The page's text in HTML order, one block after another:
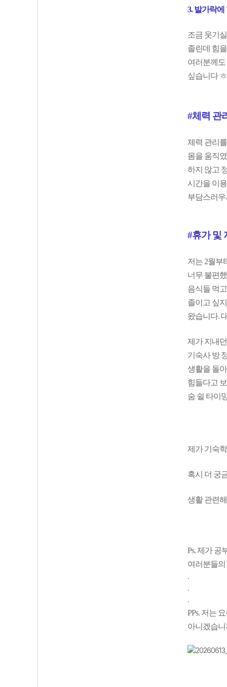
3. 발가락에
조금 웃기
졸린데 힘
여러분께
싶습니다
#체력 관
체력 관리
몸을 움직
하지 않고
시간을 이
부담스러
#휴가 및
저는 2월부
너무 불편
음식들 먹
졸이고 싶
왔습니다.
제가 지내
기숙사 방
생활을 돌
힘들다고
숨 쉴 타이
제가 기숙
혹시 더 궁
생활 관련
Ps. 제가 공
여러분들
.
.
.
PPs. 저는
아니겠습